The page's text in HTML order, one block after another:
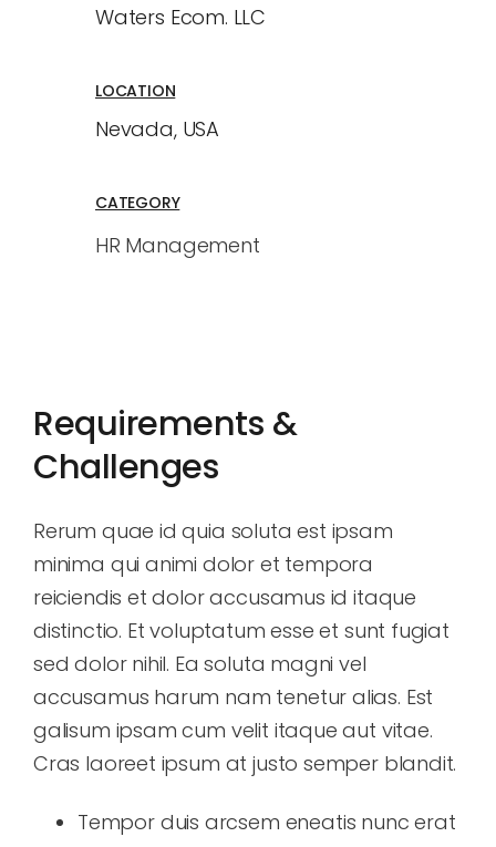
Waters Ecom. LLC
LOCATION
Nevada, USA
CATEGORY
HR Management
Requirements &
Challenges
Rerum quae id quia soluta est ipsam
minima qui animi dolor et tempora
reiciendis et dolor accusamus id itaque
distinctio. Et voluptatum esse et sunt fugiat
sed dolor nihil. Ea soluta magni vel
accusamus harum nam tenetur alias. Est
galisum ipsam cum velit itaque aut vitae.
Cras laoreet ipsum at justo semper blandit.
Tempor duis arcsem eneatis nunc erat